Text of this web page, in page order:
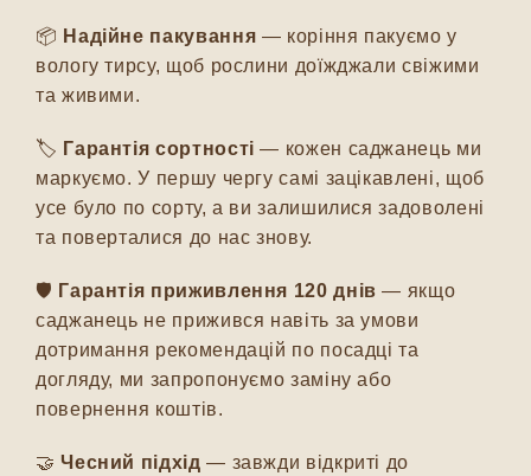
📦 Надійне пакування — коріння пакуємо у
вологу тирсу, щоб рослини доїжджали свіжими
та живими.
🏷️ Гарантія сортності — кожен саджанець ми
маркуємо. У першу чергу самі зацікавлені, щоб
усе було по сорту, а ви залишилися задоволені
та поверталися до нас знову.
🛡️ Гарантія приживлення 120 днів — якщо
саджанець не прижився навіть за умови
дотримання рекомендацій по посадці та
догляду, ми запропонуємо заміну або
повернення коштів.
🤝Чесний підхід — завжди відкриті до